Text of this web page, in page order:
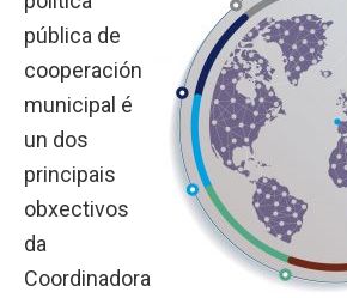
pública de
cooperación
municipal é
un dos
principais
obxectivos
da
Coordinadora